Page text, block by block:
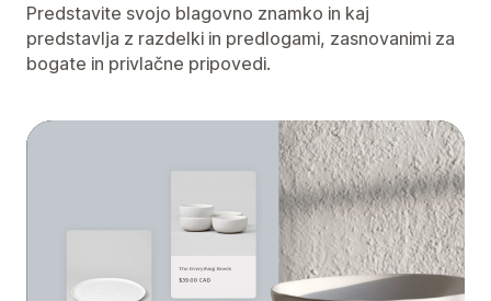
Predstavite svojo blagovno znamko in kaj
predstavlja z razdelki in predlogami, zasnovanimi za
bogate in privlačne pripovedi.